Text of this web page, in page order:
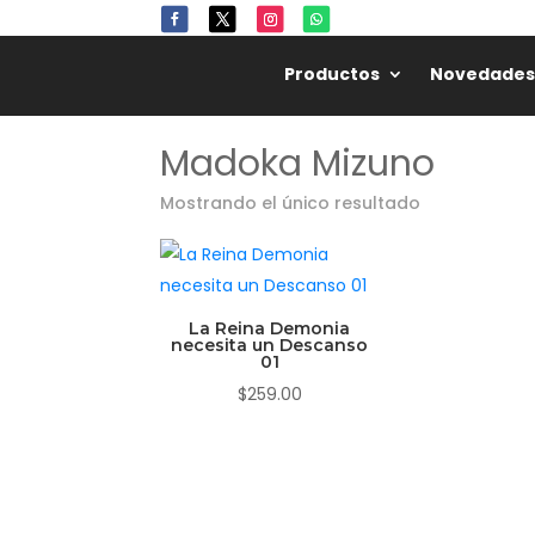
Productos Novedades
Madoka Mizuno
Mostrando el único resultado
La Reina Demonia
necesita un Descanso
01
$259.00
🏷️